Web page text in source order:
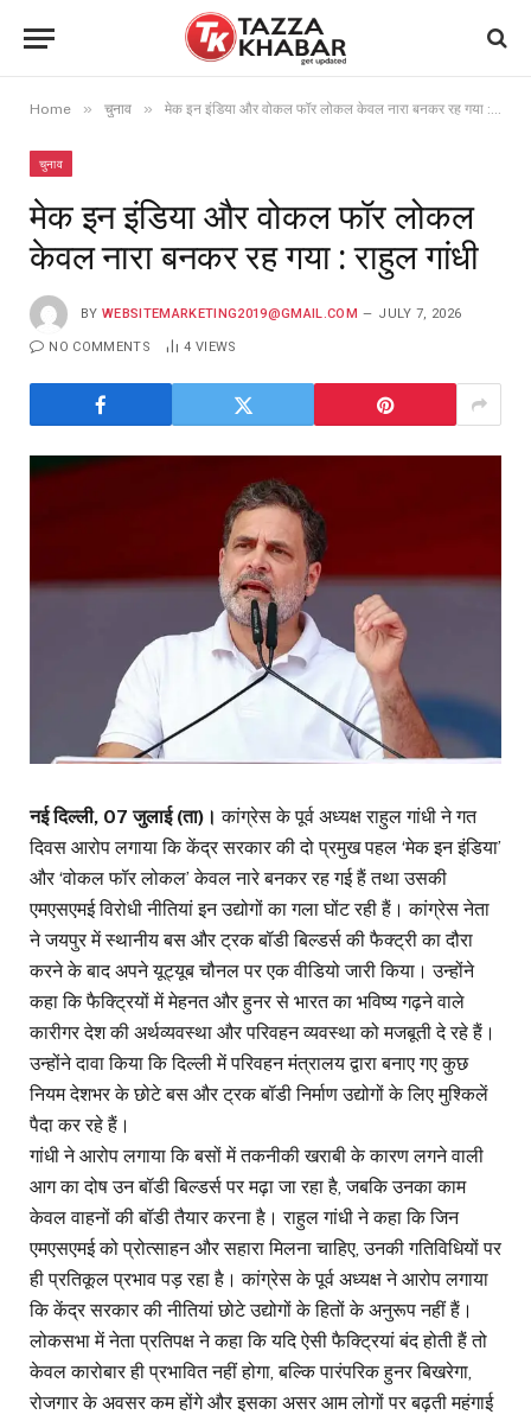
Home » चुनाव » मेक इन इंडिया और वोकल फॉर लोकल केवल नारा बनकर रह गया : राहुल गांधी
चुनाव
मेक इन इंडिया और वोकल फॉर लोकल
केवल नारा बनकर रह गया : राहुल गांधी
BY WEBSITEMARKETING2019@GMAIL.COM JULY 7, 2026
NO COMMENTS 4 VIEWS
नई दिल्ली, 07 जुलाई (ता)। कांग्रेस के पूर्व अध्यक्ष राहुल गांधी ने गत
दिवस आरोप लगाया कि केंद्र सरकार की दो प्रमुख पहल ‘मेक इन इंडिया’
और ‘वोकल फॉर लोकल’ केवल नारे बनकर रह गई हैं तथा उसकी
एमएसएमई विरोधी नीतियां इन उद्योगों का गला घोंट रही हैं। कांग्रेस नेता
ने जयपुर में स्थानीय बस और ट्रक बॉडी बिल्डर्स की फैक्ट्री का दौरा
करने के बाद अपने यूट्यूब चौनल पर एक वीडियो जारी किया। उन्होंने
कहा कि फैक्ट्रियों में मेहनत और हुनर से भारत का भविष्य गढ़ने वाले
कारीगर देश की अर्थव्यवस्था और परिवहन व्यवस्था को मजबूती दे रहे हैं।
उन्होंने दावा किया कि दिल्ली में परिवहन मंत्रालय द्वारा बनाए गए कुछ
नियम देशभर के छोटे बस और ट्रक बॉडी निर्माण उद्योगों के लिए मुश्किलें
पैदा कर रहे हैं।
गांधी ने आरोप लगाया कि बसों में तकनीकी खराबी के कारण लगने वाली
आग का दोष उन बॉडी बिल्डर्स पर मढ़ा जा रहा है, जबकि उनका काम
केवल वाहनों की बॉडी तैयार करना है। राहुल गांधी ने कहा कि जिन
एमएसएमई को प्रोत्साहन और सहारा मिलना चाहिए, उनकी गतिविधियों पर
ही प्रतिकूल प्रभाव पड़ रहा है। कांग्रेस के पूर्व अध्यक्ष ने आरोप लगाया
कि केंद्र सरकार की नीतियां छोटे उद्योगों के हितों के अनुरूप नहीं हैं।
लोकसभा में नेता प्रतिपक्ष ने कहा कि यदि ऐसी फैक्ट्रियां बंद होती हैं तो
केवल कारोबार ही प्रभावित नहीं होगा, बल्कि पारंपरिक हुनर बिखरेगा,
रोजगार के अवसर कम होंगे और इसका असर आम लोगों पर बढ़ती महंगाई